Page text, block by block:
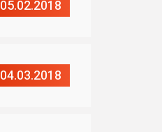
05.02.2018
04.03.2018